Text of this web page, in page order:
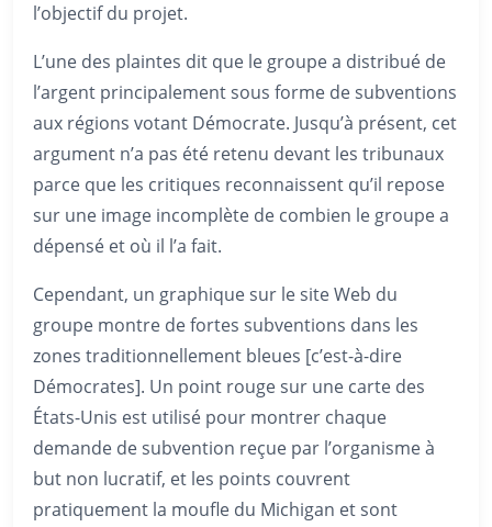
l’objectif du projet.
L’une des plaintes dit que le groupe a distribué de
l’argent principalement sous forme de subventions
aux régions votant Démocrate. Jusqu’à présent, cet
argument n’a pas été retenu devant les tribunaux
parce que les critiques reconnaissent qu’il repose
sur une image incomplète de combien le groupe a
dépensé et où il l’a fait.
Cependant, un graphique sur le site Web du
groupe montre de fortes subventions dans les
zones traditionnellement bleues [c’est-à-dire
Démocrates]. Un point rouge sur une carte des
États-Unis est utilisé pour montrer chaque
demande de subvention reçue par l’organisme à
but non lucratif, et les points couvrent
pratiquement la moufle du Michigan et sont